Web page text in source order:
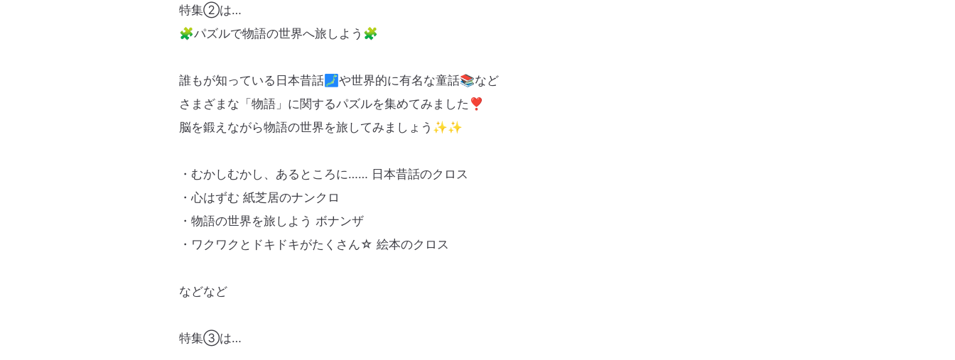
特集②は…
🧩パズルで物語の世界へ旅しよう🧩
誰もが知っている日本昔話🗾や世界的に有名な童話📚など
さまざまな「物語」に関するパズルを集めてみました❣️
脳を鍛えながら物語の世界を旅してみましょう✨✨
・むかしむかし、あるところに…… 日本昔話のクロス
・心はずむ 紙芝居のナンクロ
・物語の世界を旅しよう ボナンザ
・ワクワクとドキドキがたくさん☆ 絵本のクロス
などなど
特集③は…